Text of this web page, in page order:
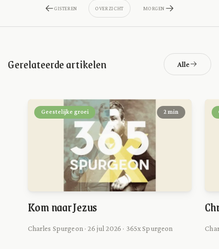
GISTEREN OVERZICHT MORGEN
Gerelateerde artikelen Alle
Geestelijke groei 2 min
Kom naar Jezus
Charles Spurgeon · 26 jul 2026 · 365x Spurgeon